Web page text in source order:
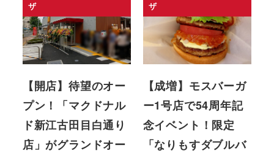
ザ
【開店】待望のオー
プン！「マクドナル
ド新江古田目白通り
店」がグランドオー
ザ
【成増】モスバーガ
ー1号店で54周年記
念イベント！限定
「なりもすダブルバ